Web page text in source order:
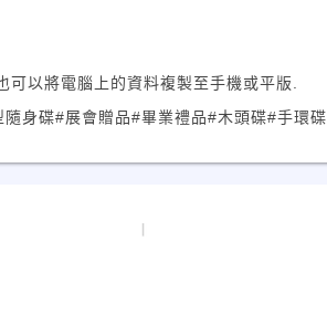
以將電腦上的資料複製至手機或平版.
隨身碟#展會贈品#畢業禮品#木頭碟#手環碟